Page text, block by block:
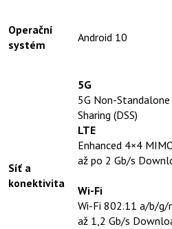
Operační
systém
Android 10
Síť a
konektivita
5G
5G Non-Standalone
Sharing (DSS)
LTE
Enhanced 4×4
až po 2 Gb/s
Wi-Fi
Wi-Fi 802.11 a/b/g/
až 1,2 Gb/s